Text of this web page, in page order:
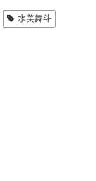
水美舞斗